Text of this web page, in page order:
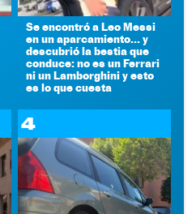
Se encontró a Leo Messi
en un aparcamiento... y
descubrió la bestia que
conduce: no es un Ferrari
ni un Lamborghini y esto
es lo que cuesta
4